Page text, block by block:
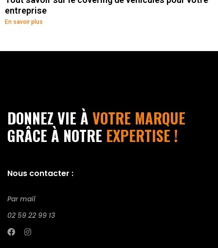
entreprise
En savoir plus
DONNEZ VIE À VOTRE MARQUE
GRÂCE À NOTRE EXPERTISE !
Nous contacter :
Par mail
02 59 22 99 13